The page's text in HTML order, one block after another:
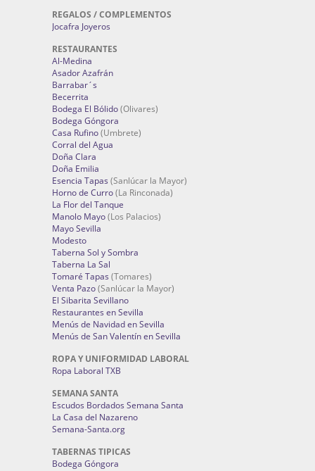
REGALOS / COMPLEMENTOS
Jocafra Joyeros
RESTAURANTES
Al-Medina
Asador Azafrán
Barrabar´s
Becerrita
Bodega El Bólido(Olivares)
Bodega Góngora
Casa Rufino(Umbrete)
Corral del Agua
Doña Clara
Doña Emilia
Esencia Tapas (Sanlúcar la Mayor)
Horno de Curro(La Rinconada)
La Flor del Tanque
Manolo Mayo(Los Palacios)
Mayo Sevilla
Modesto
Taberna Sol y Sombra
Taberna La Sal
Tomaré Tapas (Tomares)
Venta Pazo(Sanlúcar la Mayor)
El Sibarita Sevillano
Restaurantes en Sevilla
Menús de Navidad en Sevilla
Menús de San Valentín en Sevilla
ROPA Y UNIFORMIDAD LABORAL
Ropa Laboral TXB
SEMANA SANTA
Escudos Bordados Semana Santa
La Casa del Nazareno
Semana-Santa.org
TABERNAS TIPICAS
Bodega Góngora